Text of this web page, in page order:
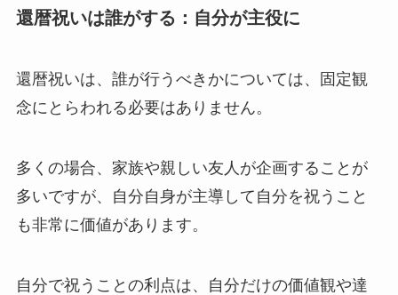
還暦祝いは誰がする：自分が主役に
還暦祝いは、誰が行うべきかについては、固定観
念にとらわれる必要はありません。
多くの場合、家族や親しい友人が企画することが
多いですが、自分自身が主導して自分を祝うこと
も非常に価値があります。
自分で祝うことの利点は、自分だけの価値観や達